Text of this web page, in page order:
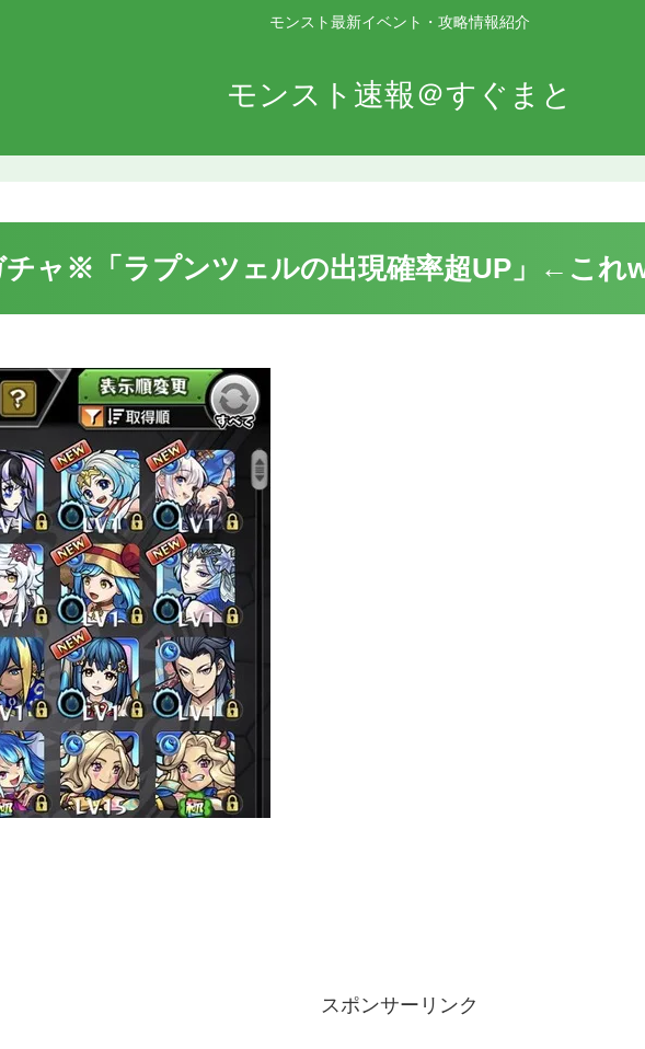
モンスト最新イベント・攻略情報紹介
モンスト速報＠すぐまと
チャ※「ラプンツェルの出現確率超UP」←これ
スポンサーリンク